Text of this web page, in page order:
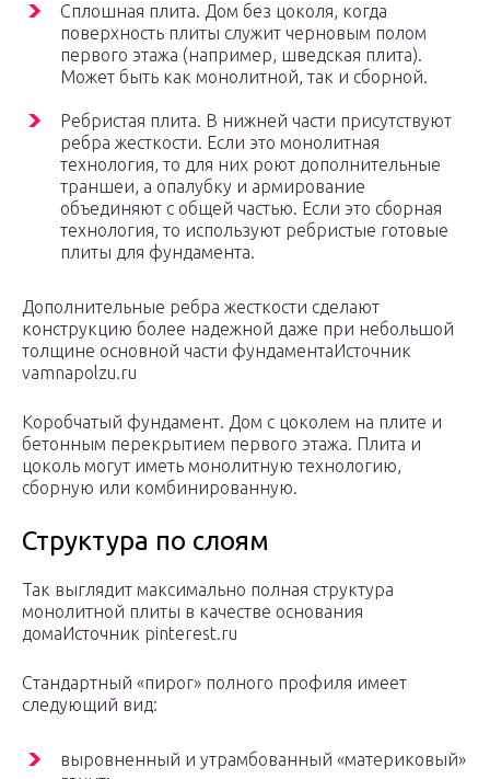
Сплошная плита. Дом без цоколя, когда
поверхность плиты служит черновым полом
первого этажа (например, шведская плита).
Может быть как монолитной, так и сборной.
Ребристая плита. В нижней части присутствуют
ребра жесткости. Если это монолитная
технология, то для них роют дополнительные
траншеи, а опалубку и армирование
объединяют с общей частью. Если это сборная
технология, то используют ребристые готовые
плиты для фундамента.
Дополнительные ребра жесткости сделают
конструкцию более надежной даже при небольшой
толщине основной части фундаментаИсточник
vamnapolzu.ru
Коробчатый фундамент. Дом с цоколем на плите и
бетонным перекрытием первого этажа. Плита и
цоколь могут иметь монолитную технологию,
сборную или комбинированную.
Структура по слоям
Так выглядит максимально полная структура
монолитной плиты в качестве основания
домаИсточник pinterest.ru
Стандартный «пирог» полного профиля имеет
следующий вид:
выровненный и утрамбованный «материковый»